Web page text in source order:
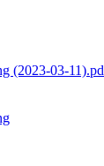
(2023-03-